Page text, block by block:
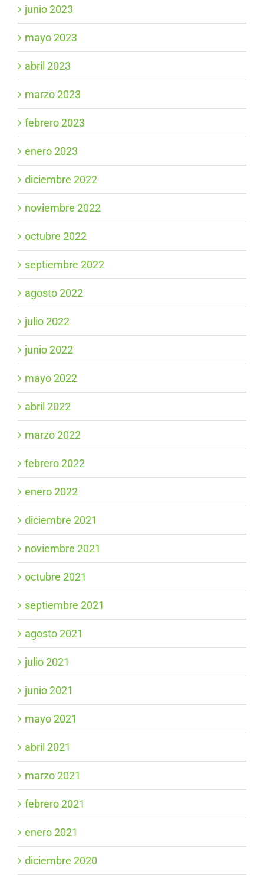
junio 2023
mayo 2023
abril 2023
marzo 2023
febrero 2023
enero 2023
diciembre 2022
noviembre 2022
octubre 2022
septiembre 2022
agosto 2022
julio 2022
junio 2022
mayo 2022
abril 2022
marzo 2022
febrero 2022
enero 2022
diciembre 2021
noviembre 2021
octubre 2021
septiembre 2021
agosto 2021
julio 2021
junio 2021
mayo 2021
abril 2021
marzo 2021
febrero 2021
enero 2021
diciembre 2020